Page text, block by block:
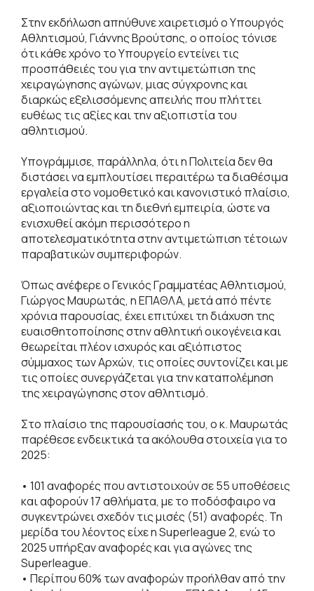
Στην εκδήλωση απηύθυνε χαιρετισμό ο Υπουργός
Αθλητισμού, Γιάννης Βρούτσης, ο οποίος τόνισε
ότι κάθε χρόνο το Υπουργείο εντείνει τις
προσπάθειές του για την αντιμετώπιση της
χειραγώγησης αγώνων, μιας σύγχρονης και
διαρκώς εξελισσόμενης απειλής που πλήττει
ευθέως τις αξίες και την αξιοπιστία του
αθλητισμού.
Υπογράμμισε, παράλληλα, ότι η Πολιτεία δεν θα
διστάσει να εμπλουτίσει περαιτέρω τα διαθέσιμα
εργαλεία στο νομοθετικό και κανονιστικό πλαίσιο,
αξιοποιώντας και τη διεθνή εμπειρία, ώστε να
ενισχυθεί ακόμη περισσότερο η
αποτελεσματικότητα στην αντιμετώπιση τέτοιων
παραβατικών συμπεριφορών.
Όπως ανέφερε ο Γενικός Γραμματέας Αθλητισμού,
Γιώργος Μαυρωτάς, η ΕΠΑΘΛΑ, μετά από πέντε
χρόνια παρουσίας, έχει επιτύχει τη διάχυση της
ευαισθητοποίησης στην αθλητική οικογένεια και
θεωρείται πλέον ισχυρός και αξιόπιστος
σύμμαχος των Αρχών, τις οποίες συντονίζει και με
τις οποίες συνεργάζεται για την καταπολέμηση
της χειραγώγησης στον αθλητισμό.
Στο πλαίσιο της παρουσίασής του, ο κ. Μαυρωτάς
παρέθεσε ενδεικτικά τα ακόλουθα στοιχεία για το
2025:
• 101 αναφορές που αντιστοιχούν σε 55 υποθέσεις
και αφορούν 17 αθλήματα, με το ποδόσφαιρο να
συγκεντρώνει σχεδόν τις μισές (51) αναφορές. Τη
μερίδα του λέοντος είχε η Superleague 2, ενώ το
2025 υπήρξαν αναφορές και για αγώνες της
Superleague.
• Περίπου 60% των αναφορών προήλθαν από την